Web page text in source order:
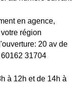
en agence,
région
20 av de
31704
à 12h et de 14h à